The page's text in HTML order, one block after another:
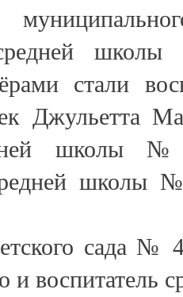
средней
стали
школы
сада
и воспитатель